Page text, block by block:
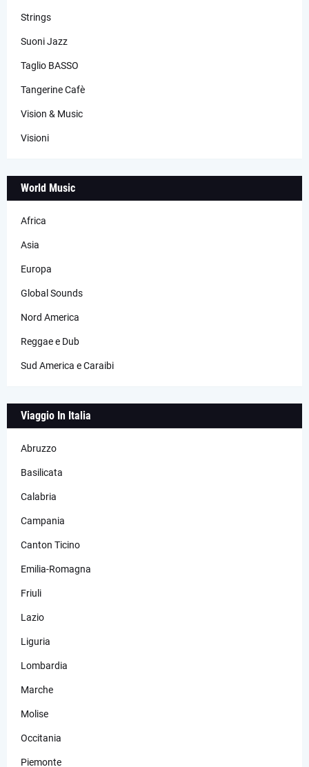
Strings
Suoni Jazz
Taglio BASSO
Tangerine Cafè
Vision & Music
Visioni
World Music
Africa
Asia
Europa
Global Sounds
Nord America
Reggae e Dub
Sud America e Caraibi
Viaggio In Italia
Abruzzo
Basilicata
Calabria
Campania
Canton Ticino
Emilia-Romagna
Friuli
Lazio
Liguria
Lombardia
Marche
Molise
Occitania
Piemonte